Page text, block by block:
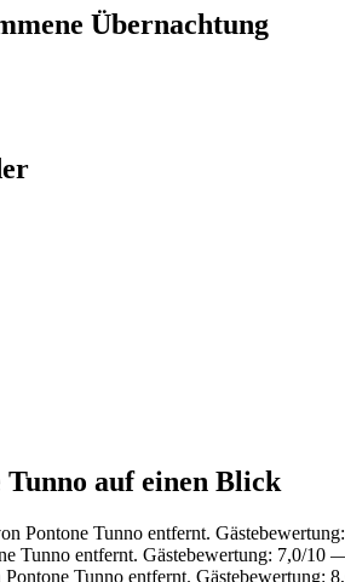
Übernachtung
Tunno auf einen Blick
Pontone Tunno entfernt.
Tunno entfernt. Gästebewertung: 7,0/10
Tunno entfernt. Gästebewertung: